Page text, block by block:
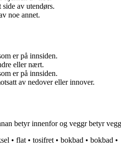
av utendørs.
noe annet.
er på innsiden.
eller nært.
er på innsiden.
av nedover eller innover.
betyr innenfor og veggr betyr
• flat • tosifret • bokbad • bokbad •